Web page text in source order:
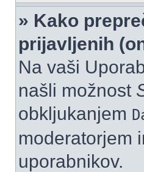
» Kako
prijavljenih
Na vaši
našli možnost
obkljukanjem
moderatorjem
uporabnikov.